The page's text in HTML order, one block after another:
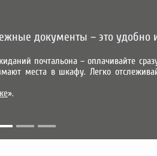
ПРИЛОЖЕНИЕ
документы – это удобно
почтальона – оплачивайте
места в шкафу. Легко
».